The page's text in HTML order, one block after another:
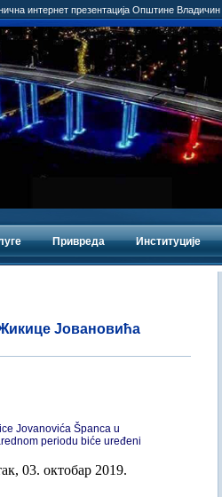
интернет презентација Општине
Привреда Институције
Јовановића
Jovanovića Španca u
periodu biće uređeni
03. октобар 2019.